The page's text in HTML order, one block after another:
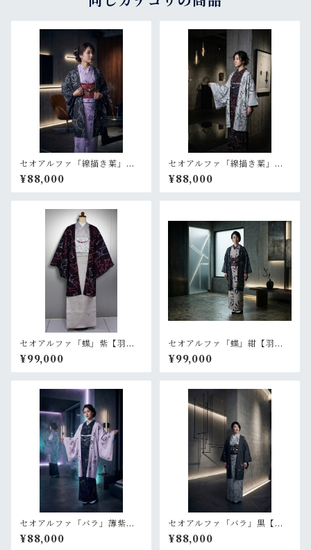
セオアルファ「線描き葉」黒
【羽織 プレタ 仕立て上が
り】
¥88,000
セオアルファ「線描き葉」ラ
イトグレー【羽織 プレタ
仕立て上がり】
¥88,000
セオアルファ「蝶」紫【羽
織 プレタ 仕立て上がり】
¥99,000
セオアルファ「蝶」紺【羽
織 プレタ 仕立て上がり】
¥99,000
セオアルファ「バラ」薄紫
【羽織 プレタ 仕立て上が
り】
¥88,000
セオアルファ「バラ」黒【羽
織 プレタ 仕立て上がり】
¥88,000